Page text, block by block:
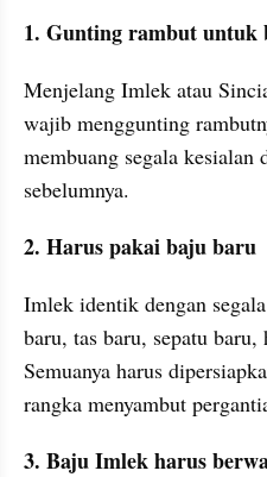
1. Gunting rambut untuk
Menjelang Imlek atau
wajib menggunting
membuang segala kesialan
sebelumnya.
2. Harus pakai baju baru
Imlek identik dengan
baru, tas baru, sepatu
Semuanya harus
rangka menyambut
3. Baju Imlek harus